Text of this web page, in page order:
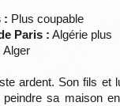
: Plus coupable
Paris : Algérie plus
Alger
ardent. Son fils et
sa maison